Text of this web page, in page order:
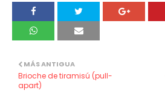
MÁS ANTIGUA
Brioche de tiramisú (pull-
apart)